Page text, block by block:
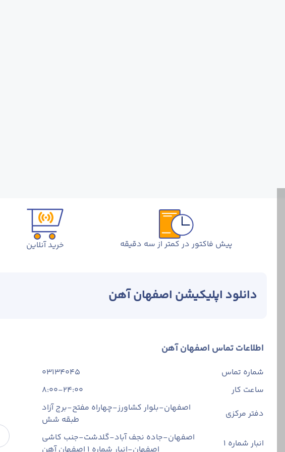
پیش فاکتور در کمتر از سه دقیقه خرید آنلاین
دانلود اپلیکیشن اصفهان آهن
اطلاعات تماس اصفهان آهن
شماره تماس
03134045
ساعت کار
8:00-24:00
دفتر مرکزی
اصفهان-بلوار کشاورز-چهاراه مفتح-برج آزاد
طبقه شش
انبار شماره 1
اصفهان-جاده نجف آباد-گلدشت-جنب کاشی